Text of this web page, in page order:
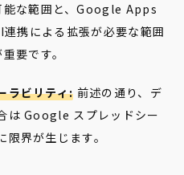
能な範囲と、Google Apps
携による拡張が必要な範囲
要です。
ラビリティ: 前述の通り、デ
は Google スプレッドシー
界が生じます。